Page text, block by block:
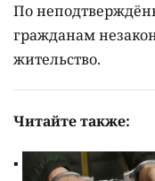
По
гражданам
жительство.
Читайте также: